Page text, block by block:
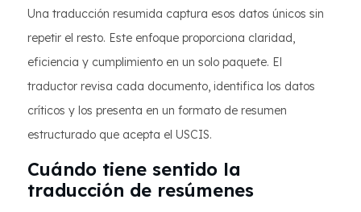
Una traducción resumida captura esos datos únicos sin
repetir el resto. Este enfoque proporciona claridad,
eficiencia y cumplimiento en un solo paquete. El
traductor revisa cada documento, identifica los datos
críticos y los presenta en un formato de resumen
estructurado que acepta el USCIS.
Cuándo tiene sentido la
traducción de resúmenes